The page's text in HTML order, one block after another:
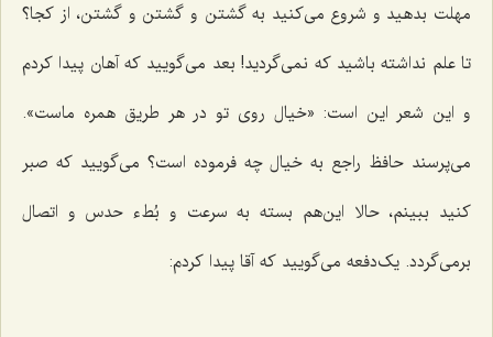
مهلت بدهید و شروع مى‌كنید به گشتن و گشتن و گشتن، از كجا؟
تا علم نداشته باشید كه نمى‌گردید! بعد مى‌گویید که آهان پیدا كردم
و این شعر این است: «خیال روى تو در هر طریق همره ماست».
می‌پرسند حافظ راجع به خیال چه فرموده است؟ می‌گویید که صبر
كنید ببینم، حالا این‌هم بسته به سرعت و بُطء حدس و اتصال
برمى‌گردد. یک‌دفعه مى‌گویید که آقا پیدا كردم: